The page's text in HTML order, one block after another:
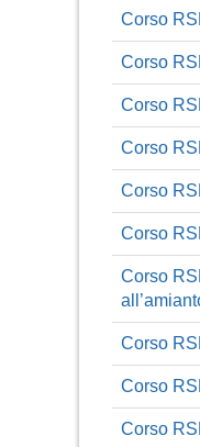
Corso
Corso
Corso
Corso
Corso
Corso
Corso
Corso
Corso
Corso